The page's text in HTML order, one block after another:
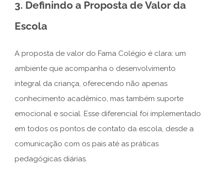
3. Definindo a Proposta de Valor da
Escola
A proposta de valor do Fama Colégio é clara: um
ambiente que acompanha o desenvolvimento
integral da criança, oferecendo não apenas
conhecimento acadêmico, mas também suporte
emocional e social. Esse diferencial foi implementado
em todos os pontos de contato da escola, desde a
comunicação com os pais até as práticas
pedagógicas diárias.